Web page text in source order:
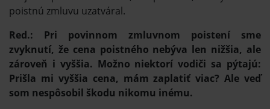
poistnú zmluvu uzatváral.
Red.: Pri povinnom zmluvnom poistení sme
zvyknutí, že cena poistného nebýva len nižšia, ale
zároveň i vyššia. Možno niektorí vodiči sa pýtajú:
Prišla mi vyššia cena, mám zaplatiť viac? Ale veď
som nespôsobil škodu nikomu inému.